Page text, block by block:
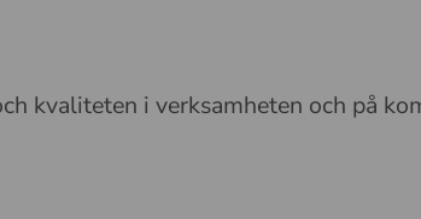
kvaliteten i verksamheten och på